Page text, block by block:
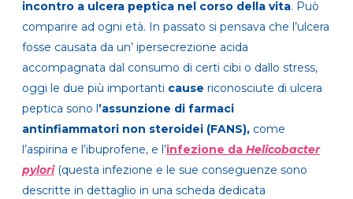
incontro a ulcera peptica nel corso della vita. Può
comparire ad ogni età. In passato si pensava che l’ulcera
fosse causata da un’ ipersecrezione acida
accompagnata dal consumo di certi cibi o dallo stress,
oggi le due più importanti cause riconosciute di ulcera
peptica sono l ’assunzione di farmaci
antinfiammatori non steroidei (FANS), come
l’aspirina e l’ibuprofene, e l’infezione da Helicobacter
pylori(questa infezione e le sue conseguenze sono
descritte in dettaglio in una scheda dedicata